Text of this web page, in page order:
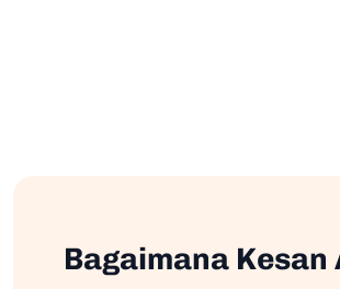
Bagaimana Kesan